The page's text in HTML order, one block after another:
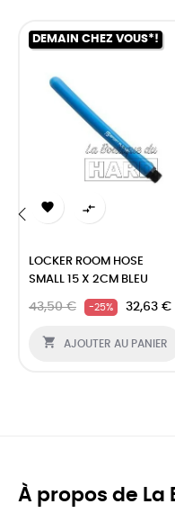
DEMAIN CHEZ VOUS*!
 
LOCKER ROOM HOSE
SMALL 15 X 2CM BLEU
43,50 € -25% 32,63 €
 AJOUTER AU PANIER
À propos de La